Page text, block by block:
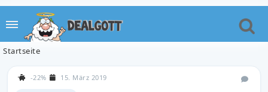
Startseite
-22% 15. März 2019